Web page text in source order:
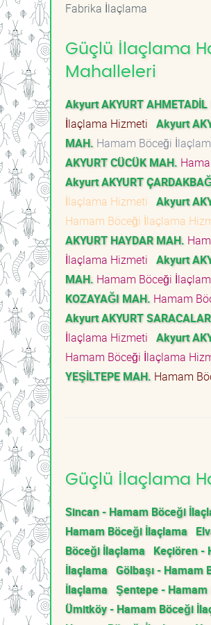
Fabrika İlaçlama
Güçlü İlaçlama
Mahalleleri
Akyurt AKYURT
İlaçlama Hizmeti Akyurt
MAH. Hamam Böceği
AKYURT CÜCÜK MAH.
Akyurt AKYURT
İlaçlama Hizmeti Akyurt
Hamam Böceği İlaçlama
AKYURT HAYDAR MAH.
İlaçlama Hizmeti Akyurt
MAH. Hamam Böceği
KOZAYAĞI MAH. Hamam
Akyurt AKYURT
İlaçlama Hizmeti Akyurt
Hamam Böceği İlaçlama
YEŞİLTEPE MAH. Hamam
Güçlü İlaçlama
Sincan - Hamam Böceği
Hamam Böceği İlaçlama
Böceği İlaçlama Keçiören -
İlaçlama Gölbaşı - Hamam
İlaçlama Şentepe -
Ümitköy - Hamam Böceği